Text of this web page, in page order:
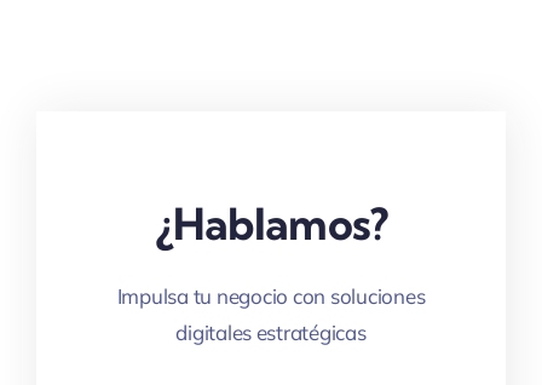
¿Hablamos?
Impulsa tu negocio con soluciones
digitales estratégicas